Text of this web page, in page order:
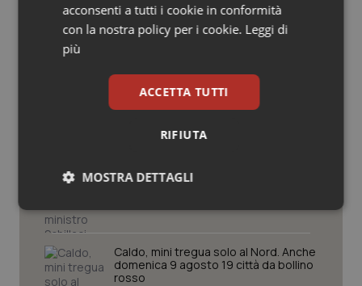
Tumori del Polmone & Testa Collo
Tumori gastrointestinali
Ulcera & Reflusso
Potrebbe interessarti in
Regione Lombardia scrive al ministro
Caldo, mini tregua solo al Nord. Anche
domenica 9 agosto 19 città da bollino
rosso
acconsenti a tutti i cookie in conformità
con la nostra policy per i cookie. Leggi di
più
ACCETTA TUTTI
RIFIUTA
MOSTRA DETTAGLI
Necessari Statistici Marketing